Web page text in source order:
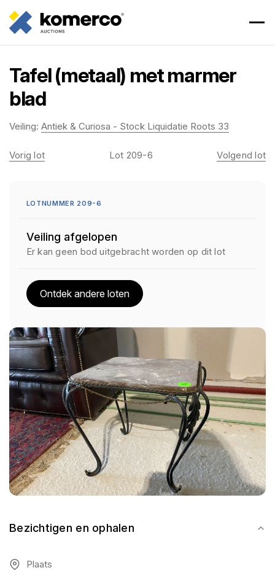
Tafel (metaal) met marmer
blad
Veiling: Antiek & Curiosa - Stock Liquidatie Roots 33
Bezichtigen en ophalen
Plaats
Vorig lot Lot 209-6 Volgend lot
LOTNUMMER 209-6
Veiling afgelopen
Er kan geen bod uitgebracht worden op dit lot
Ontdek andere loten